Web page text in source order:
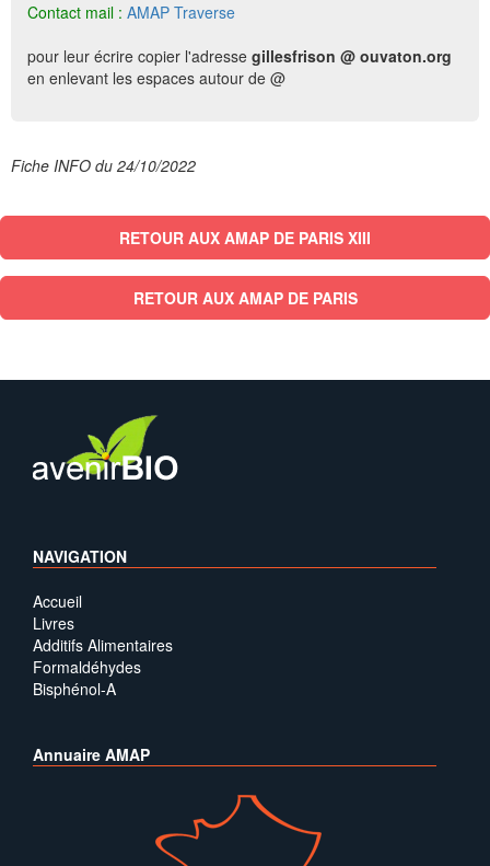
Contact mail : AMAP Traverse
pour leur écrire copier l'adresse gillesfrison @ ouvaton.org
en enlevant les espaces autour de @
Fiche INFO du 24/10/2022
RETOUR AUX AMAP DE PARIS XIII
RETOUR AUX AMAP DE PARIS
NAVIGATION
Accueil
Livres
Additifs Alimentaires
Formaldéhydes
Bisphénol-A
Annuaire AMAP